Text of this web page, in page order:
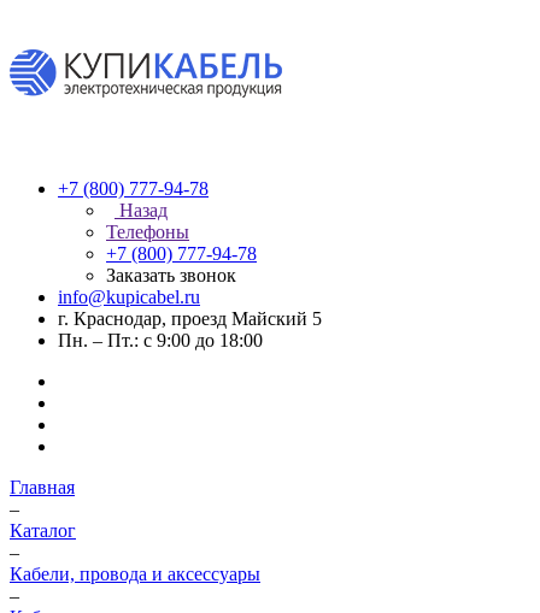
+7 (800) 777-94-78
Назад
Телефоны
+7 (800) 777-94-78
Заказать звонок
info@kupicabel.ru
г. Краснодар, проезд Майский 5
Пн. – Пт.: с 9:00 до 18:00
Главная
–
Каталог
–
Кабели, провода и аксессуары
–